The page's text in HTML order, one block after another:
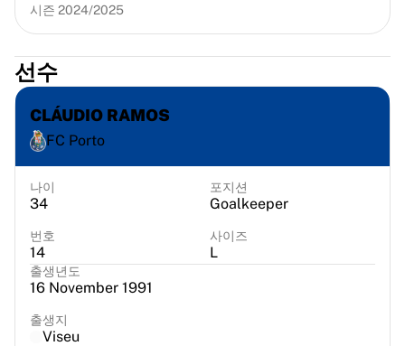
샬럿 호네츠
시카고 불스
포틀랜드 트레일 블레이저스
LA 클리퍼스
NBA 전체 보기
주요 유럽 팀
베식타시 게인
페네르바체 바스켓볼
슬로베니아
비르투스 볼로냐
구에리 나폴리
기타 스포츠
사이클링
팀 비스마 | 리스 어 바이크
수달 퀵스텝
넷컴퍼니 이네오스
시즌 2024/2025
선수
CLÁUDIO RAMOS
FC Porto
나이
34
포지션
Goalkeeper
번호
14
사이즈
L
출생년도
16 November 1991
출생지
Viseu